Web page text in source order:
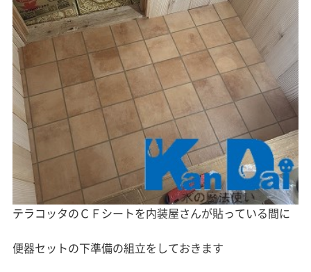
テラコッタのＣＦシートを内装屋さんが貼っている間に
便器セットの下準備の組立をしておきます